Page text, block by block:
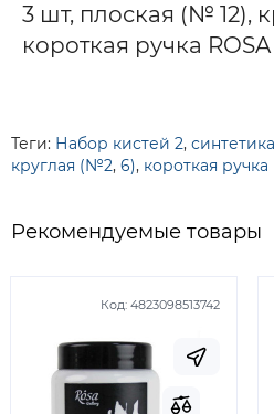
3 шт, плоская (№ 12),
короткая ручка ROSA
Теги: Набор кистей 2, синтетика
круглая (№2, 6), короткая ручка
Рекомендуемые товары
Код: 4823098513742